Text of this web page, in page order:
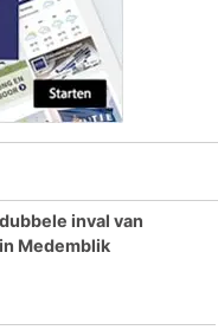
inval van
Medemblik